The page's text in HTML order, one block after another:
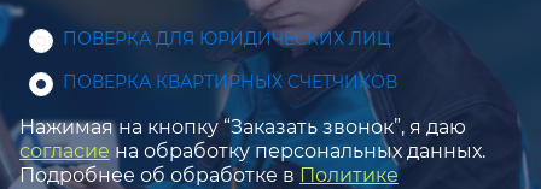
ПОВЕРКА ДЛЯ ЮРИДИЧЕСКИХ ЛИЦ
ПОВЕРКА КВАРТИРНЫХ СЧЕТЧИКОВ
Нажимая на кнопку “Заказать звонок”, я даю
согласие на обработку персональных данных.
Подробнее об обработке в Политике